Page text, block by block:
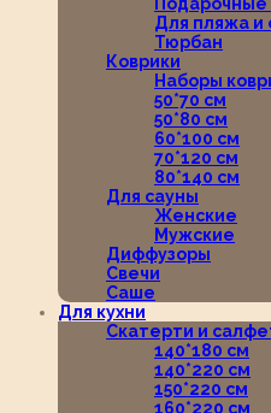
Для пляжа и
Тюрбан
Коврики
Наборы
50*70 см
50*80 см
60*100 см
70*120 см
80*140 см
Для сауны
Женские
Мужские
Диффузоры
Свечи
Саше
Для кухни
Скатерти и
140*180 см
140*220 см
150*220 см
160*220 см